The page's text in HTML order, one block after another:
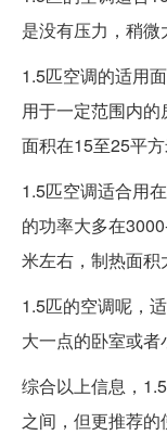
是没有压力，稍微
1.5匹空调的适用
用于一定范围内
面积在15至25平方
1.5匹空调适合用
的功率大多在
米左右，制热面积
1.5匹的空调呢，
大一点的卧室或者
综合以上信息，
之间，但更推荐